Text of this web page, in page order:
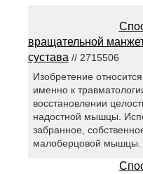
вращательной
сустава // 2715506
Изобретение
именно к
восстановлении
надостной мышцы.
забранное,
малоберцовой мышцы.